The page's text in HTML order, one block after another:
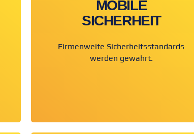
MOBILE
SICHERHEIT
Firmenweite Sicherheitsstandards
werden gewahrt.